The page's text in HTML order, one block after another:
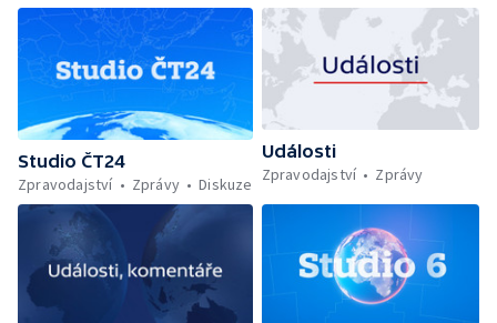
Studio ČT24
Zpravodajství
Zprávy Diskuze
Události
Zpravodajství
Zprávy